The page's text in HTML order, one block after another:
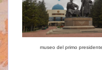
museo del primo presidente